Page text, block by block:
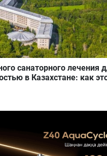
санаторного лечения
в Казахстане: как